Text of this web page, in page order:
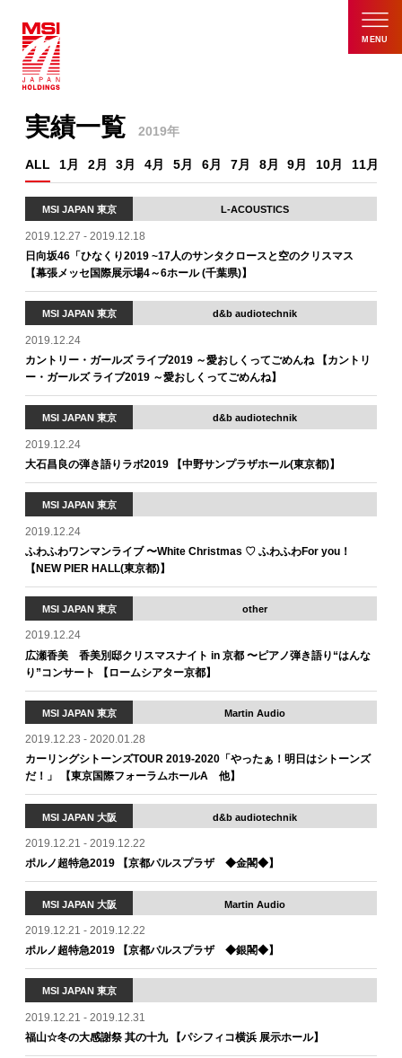
MENU
実績一覧 2019年
ALL 1月 2月 3月 4月 5月 6月 7月 8月 9月 10月 11月
MSI JAPAN 東京 L-ACOUSTICS
2019.12.27 - 2019.12.18
日向坂46「ひなくり2019 ~17人のサンタクロースと空のクリスマス
【幕張メッセ国際展示場4～6ホール (千葉県)】
MSI JAPAN 東京 d&b audiotechnik
2019.12.24
カントリー・ガールズ ライブ2019 ～愛おしくってごめんね 【カントリ
ー・ガールズ ライブ2019 ～愛おしくってごめんね】
MSI JAPAN 東京 d&b audiotechnik
2019.12.24
大石昌良の弾き語りラボ2019 【中野サンプラザホール(東京都)】
MSI JAPAN 東京
2019.12.24
ふわふわワンマンライブ 〜White Christmas ♡ ふわふわFor you！
【NEW PIER HALL(東京都)】
MSI JAPAN 東京 other
2019.12.24
広瀬香美 香美別邸クリスマスナイト in 京都 〜ピアノ弾き語り“はんな
り”コンサート 【ロームシアター京都】
MSI JAPAN 東京 Martin Audio
2019.12.23 - 2020.01.28
カーリングシトーンズTOUR 2019-2020「やったぁ！明日はシトーンズ
だ！」 【東京国際フォーラムホールA 他】
MSI JAPAN 大阪 d&b audiotechnik
2019.12.21 - 2019.12.22
ポルノ超特急2019 【京都パルスプラザ ◆金閣◆】
MSI JAPAN 大阪 Martin Audio
2019.12.21 - 2019.12.22
ポルノ超特急2019 【京都パルスプラザ ◆銀閣◆】
MSI JAPAN 東京
2019.12.21 - 2019.12.31
福山☆冬の大感謝祭 其の十九 【パシフィコ横浜 展示ホール】